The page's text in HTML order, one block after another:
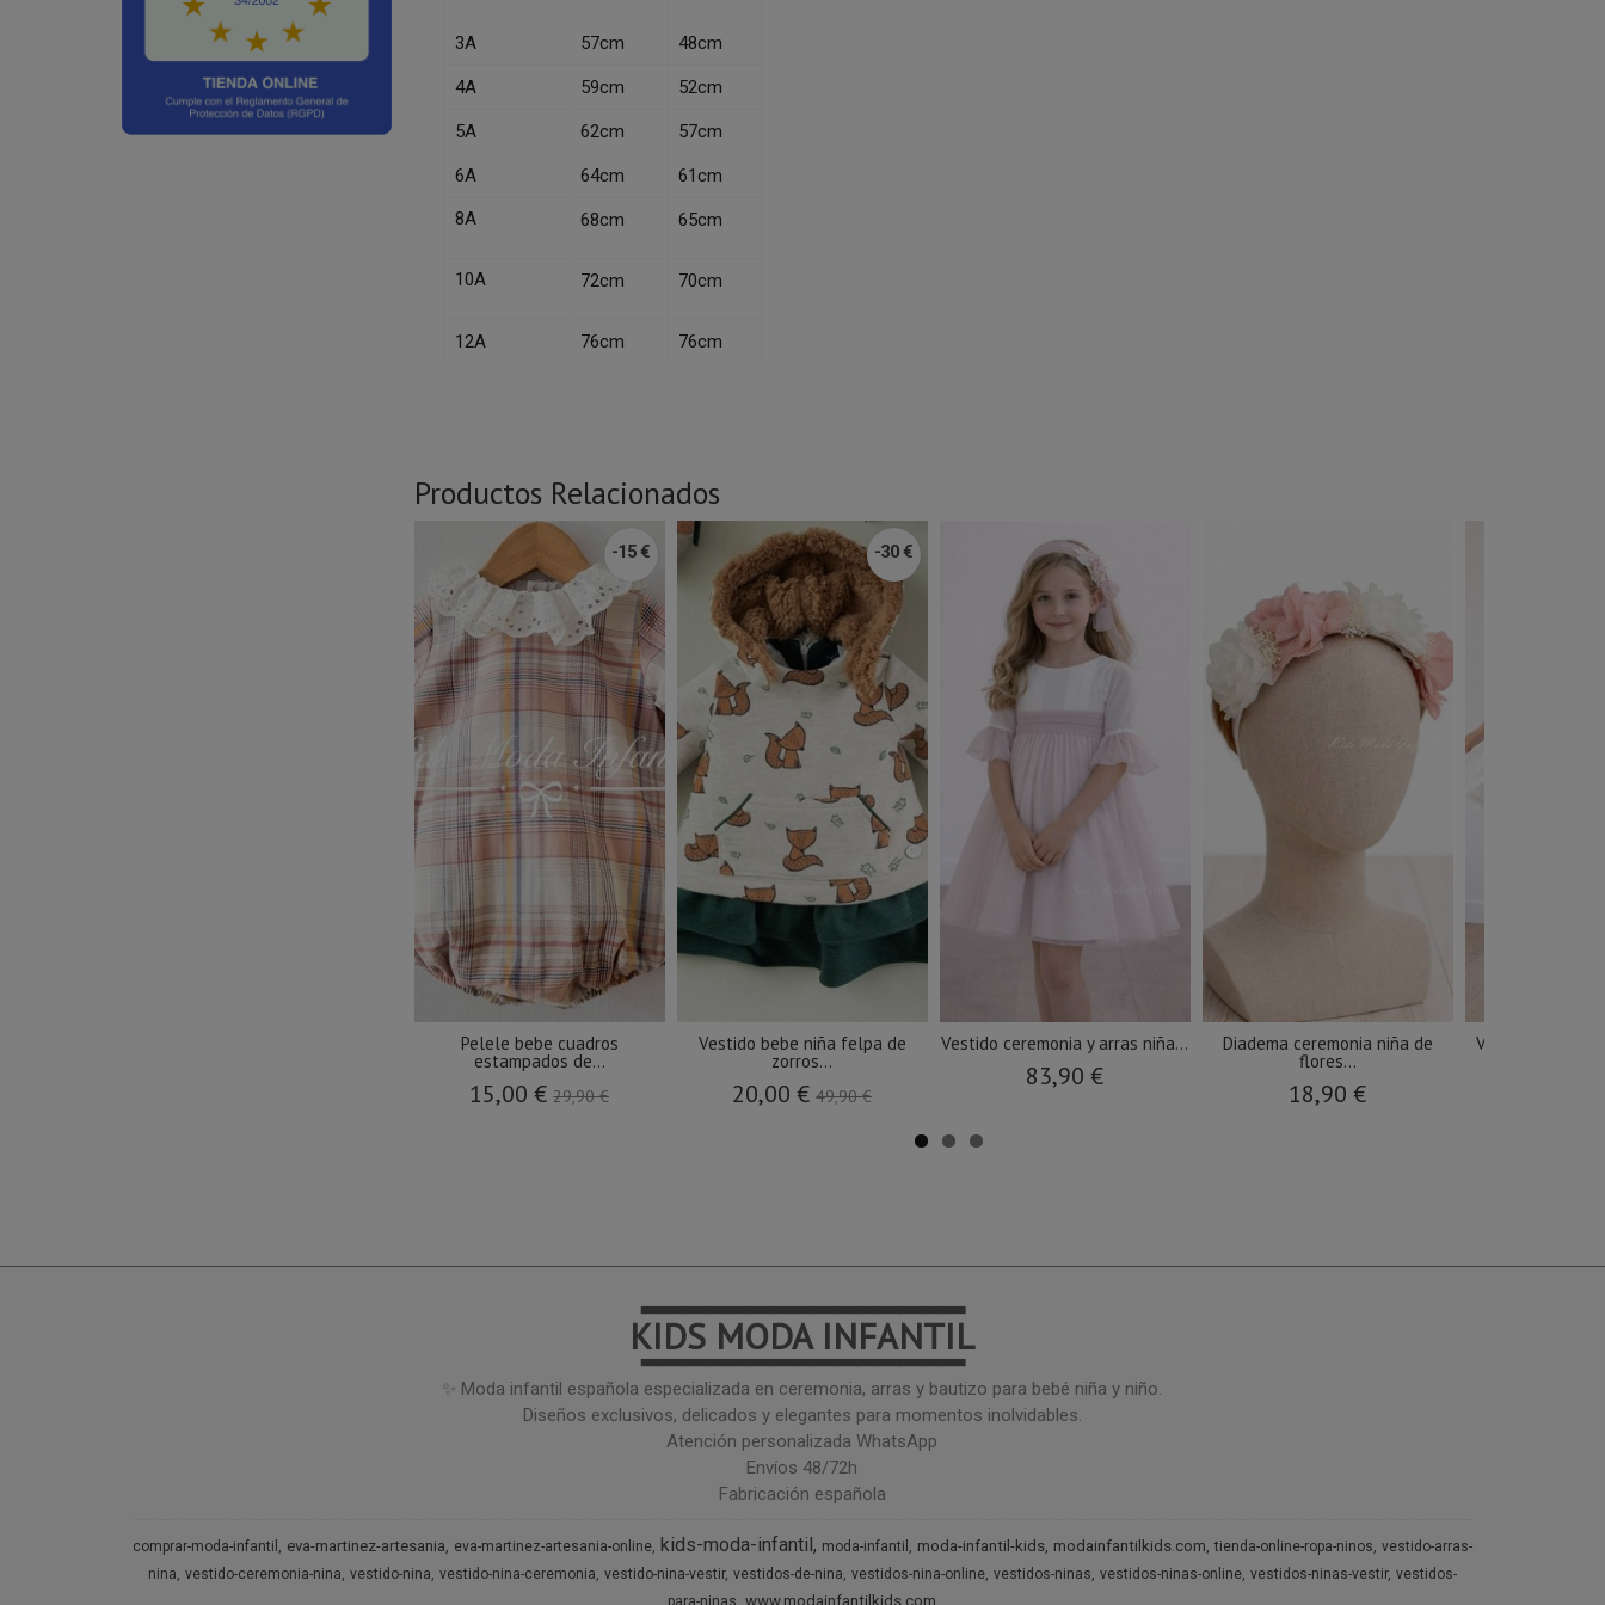
3A 57cm 48cm
4A 59cm 52cm
5A 62cm 57cm
6A 64cm
61cm
8A
68cm 65cm
10A 72cm 70cm
12A 76cm 76cm
Productos Relacionados
-15 €
Pelele bebe cuadros
estampados de...
15,00 €29,90 €
-30 €
Vestido bebe niña felpa de
zorros...
20,00 €49,90 €
Vestido ceremonia y arras niña...
83,90 €
Diadema ceremonia niña de
flores...
18,90 €
Vestido
━━━━━━━━━━━━━━━
KIDS MODA INFANTIL
━━━━━━━━━━━━━━━
✨ Moda infantil española especializada en ceremonia, arras y bautizo para bebé niña y niño.
Diseños exclusivos, delicados y elegantes para momentos inolvidables.
Atención personalizada WhatsApp
Envíos 48/72h
Fabricación española
comprar-moda-infantil eva-martinez-artesania eva-martinez-artesania-online kids-moda-infantil moda-infantil moda-infantil-kids modainfantilkids.com tienda-online-ropa-ninos vestido-arras-
nina vestido-ceremonia-nina vestido-nina vestido-nina-ceremonia vestido-nina-vestir vestidos-de-nina vestidos-nina-online vestidos-ninas vestidos-ninas-online vestidos-ninas-vestir vestidos-
para-ninas www.modainfantilkids.com